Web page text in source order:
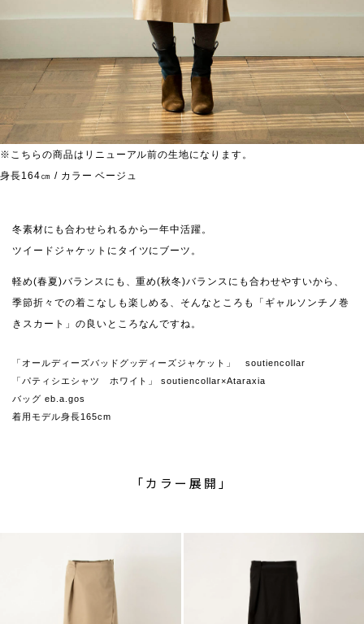
※こちらの商品はリニューアル前の生地になります。
身長164㎝ / カラー ベージュ
冬素材にも合わせられるから一年中活躍。
ツイードジャケットにタイツにブーツ。
軽め(春夏)バランスにも、重め(秋冬)バランスにも合わせやすいから、
季節折々での着こなしも楽しめる、そんなところも「ギャルソンチノ巻
きスカート」の良いところなんですね。
「オールディーズバッドグッディーズジャケット」 soutiencollar
「パティシエシャツ ホワイト」 soutiencollar×Ataraxia
バッグ eb.a.gos
着用モデル身長165cm
「カラー展開」